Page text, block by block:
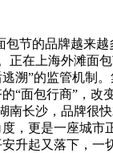
的品牌越来
在上海外滩面
”的监管机制
“面包行商”，
长沙，品牌
更是一座城
升起又落下，